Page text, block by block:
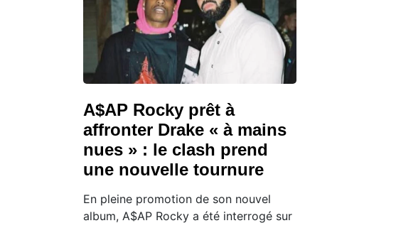
A$AP Rocky prêt à
affronter Drake « à mains
nues » : le clash prend
une nouvelle tournure
En pleine promotion de son nouvel
album, A$AP Rocky a été interrogé sur